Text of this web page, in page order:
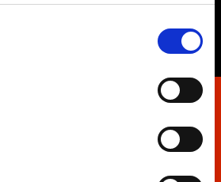
jaar in